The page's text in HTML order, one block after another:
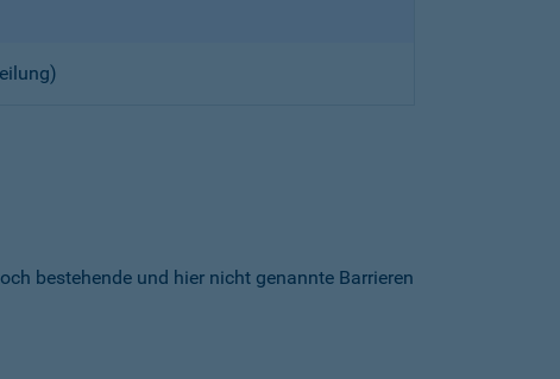
bestehende und hier nicht genannte Barrieren